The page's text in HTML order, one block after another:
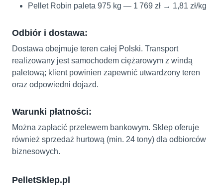
Pellet Robin paleta 975 kg — 1 769 zł → 1,81 zł/kg
Odbiór i dostawa:
Dostawa obejmuje teren całej Polski. Transport
realizowany jest samochodem ciężarowym z windą
paletową; klient powinien zapewnić utwardzony teren
oraz odpowiedni dojazd.
Warunki płatności:
Można zapłacić przelewem bankowym. Sklep oferuje
również sprzedaż hurtową (min. 24 tony) dla odbiorców
biznesowych.
PelletSklep.pl